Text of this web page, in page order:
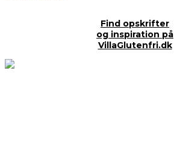
Find opskrifter
og inspiration på
VillaGlutenfri.dk